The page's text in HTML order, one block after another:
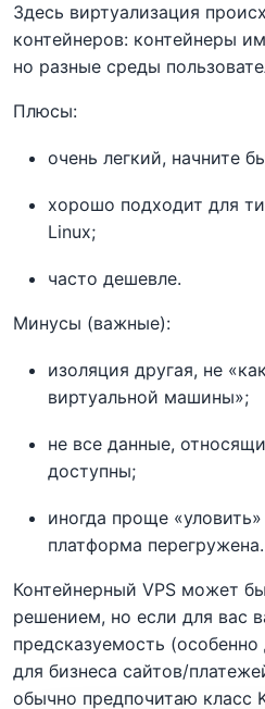
Здесь виртуализация
контейнеров: контейнеры
но разные среды
Плюсы:
очень легкий, начните
хорошо подходит для
Linux;
часто дешевле.
Минусы (важные):
изоляция другая, не
виртуальной машины»;
не все данные,
доступны;
иногда проще
платформа перегружена.
Контейнерный VPS может
решением, но если для вас
предсказуемость
для бизнеса сайтов/
обычно предпочитаю класс